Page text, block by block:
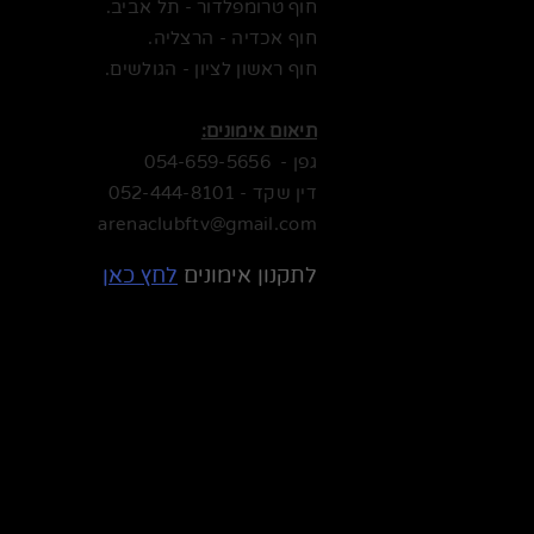
חוף טרומפלדור - תל אביב.
חוף אכדיה - הרצליה.
חוף ראשון לציון - הגולשים.
תיאום אימונים:
גפן -054-659-5656
דין שקד - 052-444-8101
arenaclubftv@gmail.com
לתקנון אימונים לחץ כאן